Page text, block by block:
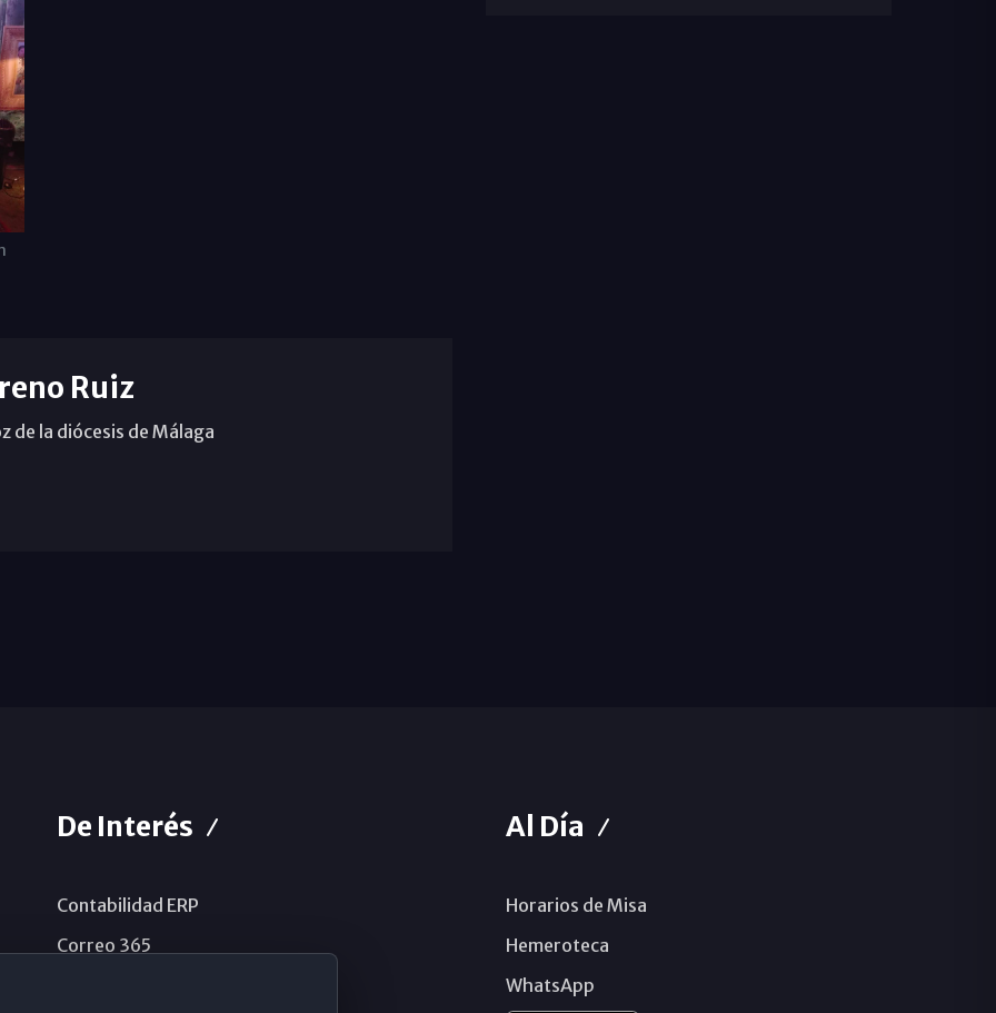
Ruiz
de la diócesis de Málaga
De Interés
Contabilidad ERP
Correo 365
Al Día
Horarios de Misa
Hemeroteca
WhatsApp